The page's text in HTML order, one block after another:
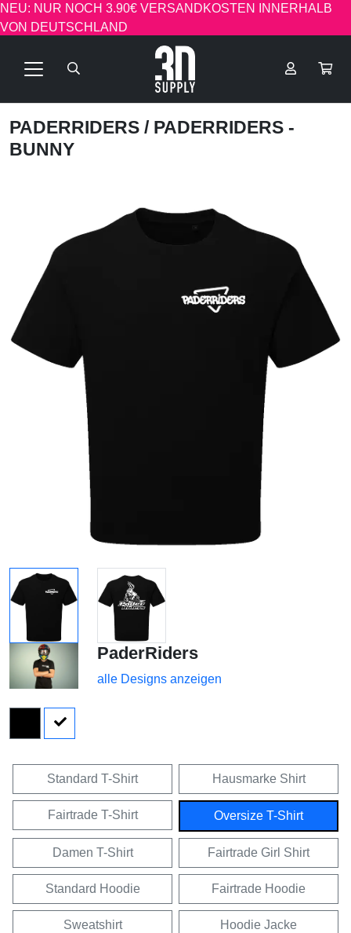
NEU: NUR NOCH 3.90€ VERSANDKOSTEN INNERHALB
VON DEUTSCHLAND
PADERRIDERS / PADERRIDERS -
BUNNY
PaderRiders
alle Designs anzeigen
Standard T-Shirt Hausmarke Shirt
Fairtrade T-Shirt Oversize T-Shirt
Damen T-Shirt Fairtrade Girl Shirt
Standard Hoodie Fairtrade Hoodie
Sweatshirt Hoodie Jacke